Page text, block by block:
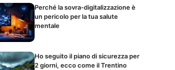
Perché la sovra-digitalizzazione è
un pericolo per la tua salute
mentale
Ho seguito il piano di sicurezza per
2 giorni, ecco come il Trentino